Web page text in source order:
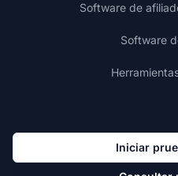
Software de
Software
Iniciar